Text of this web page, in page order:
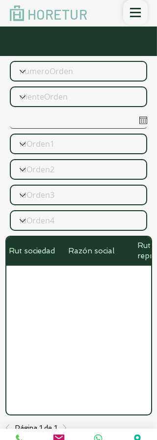
HORETUR
Rut sociedad Razón social
Rut
Página 1 de 1